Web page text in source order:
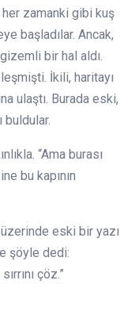
her zamanki gibi kuş
başladılar. Ancak,
bir hal aldı.
İkili, haritayı
ulaştı. Burada eski,
buldular.
“Ama burası
bu kapının
üzerinde eski bir yazı
şöyle dedi:
çöz.”